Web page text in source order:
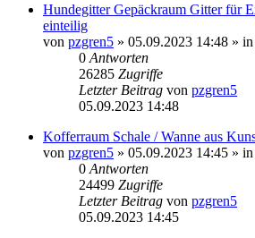
Hundegitter Gepäckraum Gitter für
einteilig
von pzgren5 » 05.09.2023 14:48 » in
0 Antworten
26285 Zugriffe
Letzter Beitrag von pzgren5
05.09.2023 14:48
Kofferraum Schale / Wanne aus
von pzgren5 » 05.09.2023 14:45 » in
0 Antworten
24499 Zugriffe
Letzter Beitrag von pzgren5
05.09.2023 14:45